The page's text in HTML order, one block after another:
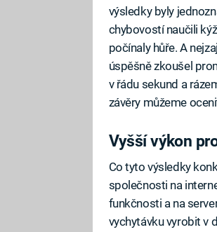
výsledky byly
chybovostí naučili
počínaly hůře. A
úspěšně zkoušel
v řádu sekund a
závěry můžeme
Vyšší výkon
Co tyto výsledky
společnosti na
funkčnosti a na
vychytávku vyrobit v